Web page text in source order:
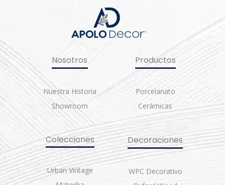
Nosotros
Nuestra Historia
Showroom
Productos
Porcelanato
Cerámicas
Colecciones
Urban Vintage
Decoraciones
WPC Decorativo